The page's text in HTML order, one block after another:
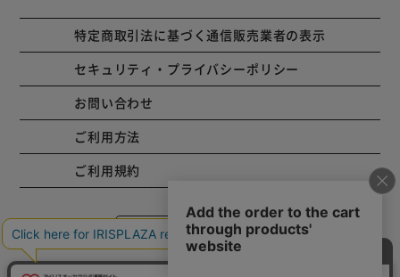
特定商取引法に基づく通信販売業者の表示
セキュリティ・プライバシーポリシー
お問い合わせ
ご利用方法
ご利用規約
コーポレートサイト